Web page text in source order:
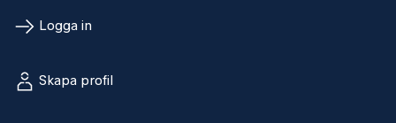
Utöver detta kommer du stödja med att planera och
officerare och civila inom ramen för programbunden
Logga in
Skapa profil